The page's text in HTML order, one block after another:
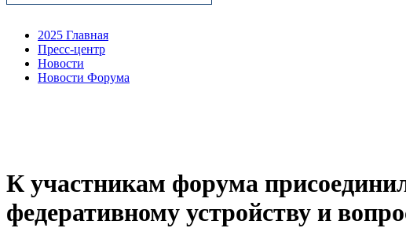
2025 Главная
Пресс-центр
Новости
Новости Форума
К участникам форума
федеративному устройству и